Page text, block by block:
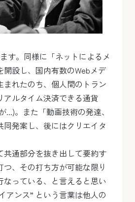
す。同様に「ネットによるメ
設し、国内有数のWebメデ
れたのち、個人間のトラン
ルタイム決済できる通貨
。また「動画技術の発達、
発案し、後にはクリエイタ
通部分を抜き出して要約す
、その打ち方が可能な限り
っている、と言えると思い
アンス” という言葉は他人の